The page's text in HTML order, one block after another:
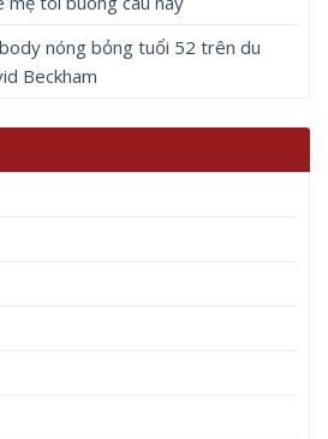
và trang web trong trình